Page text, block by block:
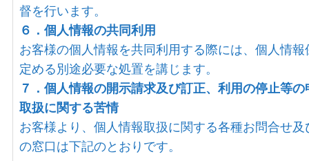
督を行います。
６．個人情報の共同利用
お客様の個人情報を共同利用する際には、個人情報
定める別途必要な処置を講じます。
７．個人情報の開示請求及び訂正、利用の停止等の
取扱に関する苦情
お客様より、個人情報取扱に関する各種お問合せ及
の窓口は下記のとおりです。